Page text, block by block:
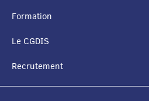
MENU
DE
Formation
Le CGDIS
Recrutement